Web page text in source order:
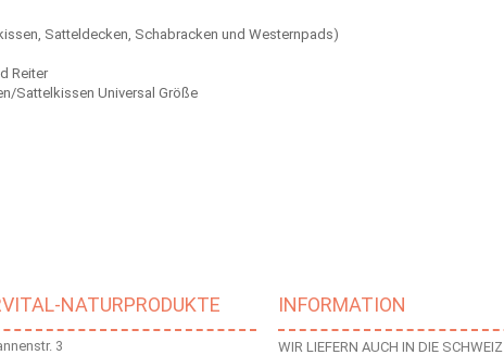
Satteldecken, Schabracken und Westernpads)
Reiter
Sattelkissen Universal Größe
NATURPRODUKTE
3
INFORMATION
WIR LIEFERN AUCH IN DIE SCHWEIZ